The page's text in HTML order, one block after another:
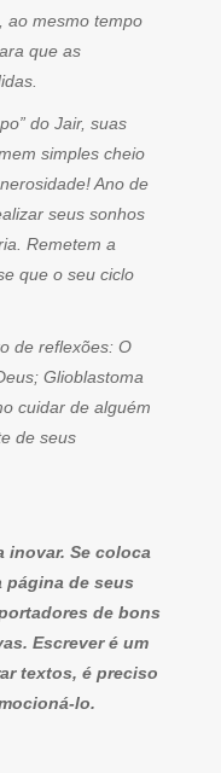
ao mesmo tempo
que as
do Jair, suas
simples cheio
Ano de
seus sonhos
Remetem a
que o seu ciclo
de reflexões: O
Glioblastoma
cuidar de alguém
de seus
inovar. Se coloca
página de seus
de bons
Escrever é um
textos, é preciso
lo.